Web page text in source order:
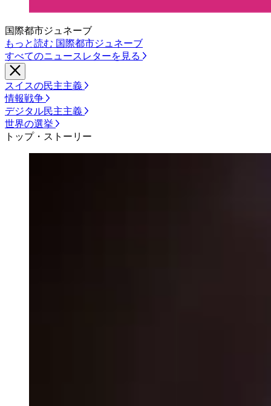
国際都市ジュネーブ
もっと読む 国際都市ジュネーブ
すべてのニュースレターを見る
スイスの民主主義
情報戦争
デジタル民主主義
世界の選挙
トップ・ストーリー